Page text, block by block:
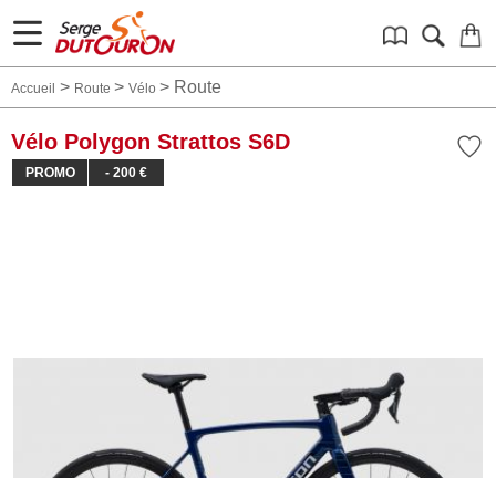
Accueil > Route > Vélo > Route
Vélo Polygon Strattos S6D
PROMO - 200 €